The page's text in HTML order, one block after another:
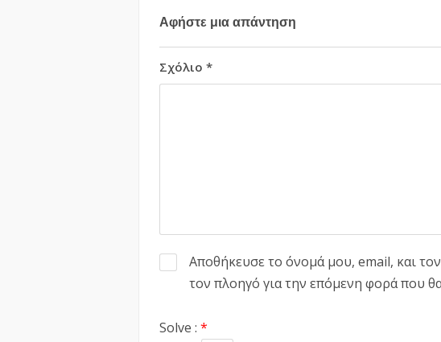
Αφήστε μια απάντηση
Σχόλιο *
Αποθήκευσε το όνομά μου, email, και
τον πλοηγό για την επόμενη φορά που
Solve : *